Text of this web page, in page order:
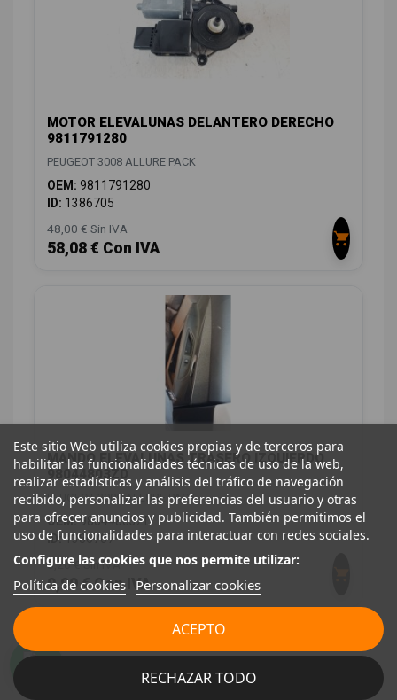
MOTOR ELEVALUNAS DELANTERO DERECHO
9811791280
PEUGEOT 3008 ALLURE PACK
OEM: 9811791280
ID: 1386705
48,00 € Sin IVA
58,08 € Con IVA
MANDO ELEVALUNAS TRASERO IZQUIERDO
98044803ZD
PEUGEOT 3008 ALLURE PACK
OEM:98044803ZD
ID:1386707
8,26 € Sin IVA
9,99 € Con IVA
Este sitio Web utiliza cookies propias y de terceros para
habilitar las funcionalidades técnicas de uso de la web,
realizar estadísticas y análisis del tráfico de navegación
recibido, personalizar las preferencias del usuario y otras
para ofrecer anuncios y publicidad. También permitimos el
uso de funcionalidades para interactuar con redes sociales.
Configure las cookies que nos permite utilizar:
Política de cookies Personalizar cookies
RECHAZAR TODO
ACEPTO